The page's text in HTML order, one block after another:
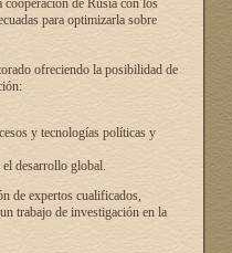
de Rusia con los
para optimizarla sobre
ofreciendo la posibilidad de
y tecnologías políticas y
desarrollo global.
de expertos cualificados,
trabajo de investigación en la